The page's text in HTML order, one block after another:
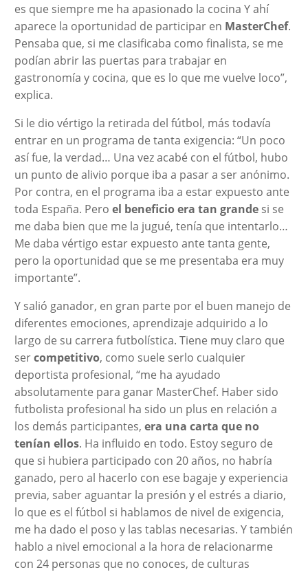
es que siempre me ha apasionado la cocina Y ahí
aparece la oportunidad de participar en MasterChef.
Pensaba que, si me clasificaba como finalista, se me
podían abrir las puertas para trabajar en
gastronomía y cocina, que es lo que me vuelve loco”,
explica.
Si le dio vértigo la retirada del fútbol, más todavía
entrar en un programa de tanta exigencia: “Un poco
así fue, la verdad… Una vez acabé con el fútbol, hubo
un punto de alivio porque iba a pasar a ser anónimo.
Por contra, en el programa iba a estar expuesto ante
toda España. Pero el beneficio era tan grandesi se
me daba bien que me la jugué, tenía que intentarlo…
Me daba vértigo estar expuesto ante tanta gente,
pero la oportunidad que se me presentaba era muy
importante”.
Y salió ganador, en gran parte por el buen manejo de
diferentes emociones, aprendizaje adquirido a lo
largo de su carrera futbolística. Tiene muy claro que
sercompetitivo, como suele serlo cualquier
deportista profesional, “me ha ayudado
absolutamente para ganar MasterChef. Haber sido
futbolista profesional ha sido un plus en relación a
los demás participantes, era una carta que no
tenían ellos. Ha influido en todo. Estoy seguro de
que si hubiera participado con 20 años, no habría
ganado, pero al hacerlo con ese bagaje y experiencia
previa, saber aguantar la presión y el estrés a diario,
lo que es el fútbol si hablamos de nivel de exigencia,
me ha dado el poso y las tablas necesarias. Y también
hablo a nivel emocional a la hora de relacionarme
con 24 personas que no conoces, de culturas